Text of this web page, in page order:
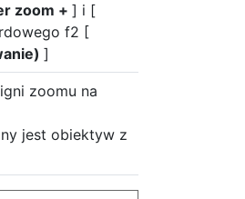
zoom + ] i [
f2 [
]
zoomu na
jest obiektyw z